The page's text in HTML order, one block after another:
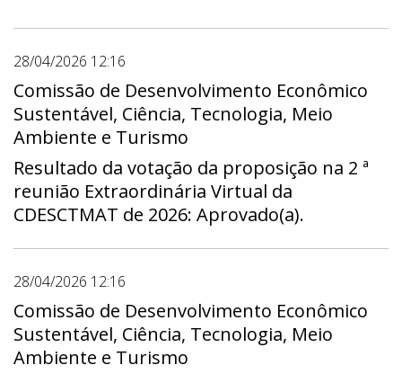
28/04/2026 12:16
Comissão de Desenvolvimento Econômico
Sustentável, Ciência, Tecnologia, Meio
Ambiente e Turismo
Resultado da votação da proposição na 2 ª
reunião Extraordinária Virtual da
CDESCTMAT de 2026: Aprovado(a).
28/04/2026 12:16
Comissão de Desenvolvimento Econômico
Sustentável, Ciência, Tecnologia, Meio
Ambiente e Turismo